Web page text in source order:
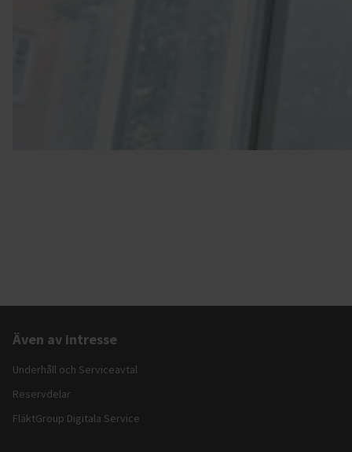
Även av intresse
Underhåll och Serviceavtal
Reservdelar
FläktGroup Digitala Service